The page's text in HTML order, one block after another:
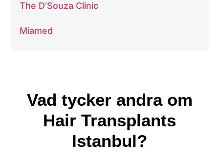
The D’Souza Clinic
Miamed
Vad tycker andra om
Hair Transplants
Istanbul?